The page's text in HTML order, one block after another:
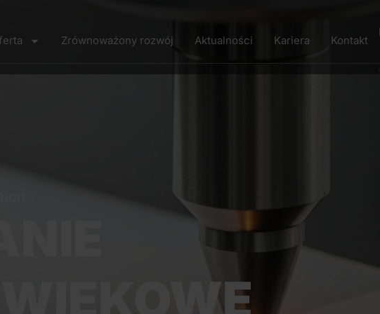
Zrównoważony rozwój Aktualności Kariera Kontakt